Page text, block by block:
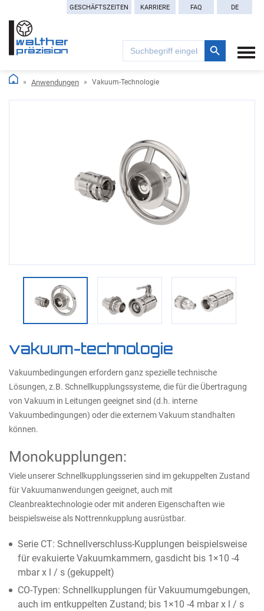
GESCHÄFTSZEITEN KARRIERE FAQ DE
Search
for:
Search Button
Anwendungen Vakuum-Technologie
vakuum-technologie
Vakuumbedingungen erfordern ganz spezielle technische
Lösungen, z.B. Schnellkupplungssysteme, die für die Übertragung
von Vakuum in Leitungen geeignet sind (d.h. interne
Vakuumbedingungen) oder die externem Vakuum standhalten
können.
Monokupplungen:
Viele unserer Schnellkupplungsserien sind im gekuppelten Zustand
für Vakuumanwendungen geeignet, auch mit
Cleanbreaktechnologie oder mit anderen Eigenschaften wie
beispielsweise als Nottrennkupplung ausrüstbar.
Serie CT: Schnellverschluss-Kupplungen beispielsweise
für evakuierte Vakuumkammern, gasdicht bis 1×10 -4
mbar x l / s (gekuppelt)
CO-Typen: Schnellkupplungen für Vakuumumgebungen,
auch im entkuppelten Zustand; bis 1×10 -4 mbar x l / s